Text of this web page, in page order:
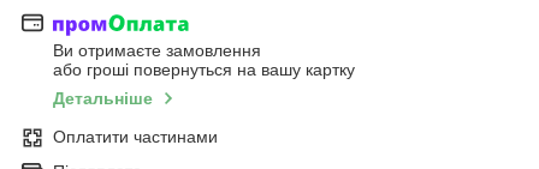
Ви отримаєте замовлення
або гроші повернуться на вашу картку
Детальніше
Оплатити частинами